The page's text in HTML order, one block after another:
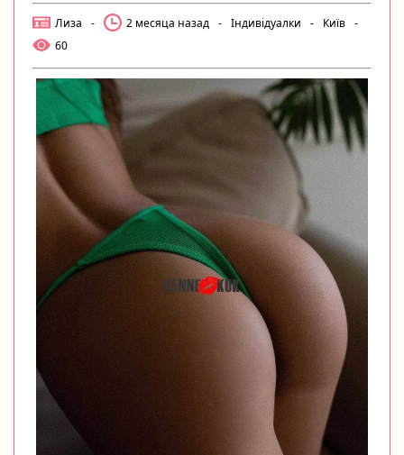
Міста:
Створити оголошення
Лиза - 2 месяца назад - Індивідуалки - Київ -
60